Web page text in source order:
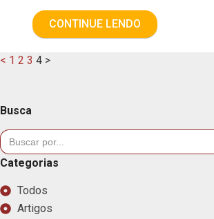
CONTINUE LENDO
< 1 2 3 4 >
Busca
Search
for:
Categorias
Todos
Artigos